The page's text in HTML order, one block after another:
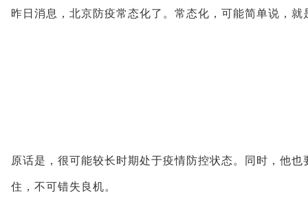
昨日消息，北京防疫常态化了。常态化，可能简单说，
原话是，很可能较长时期处于疫情防控状态。同时，他
住，不可错失良机。